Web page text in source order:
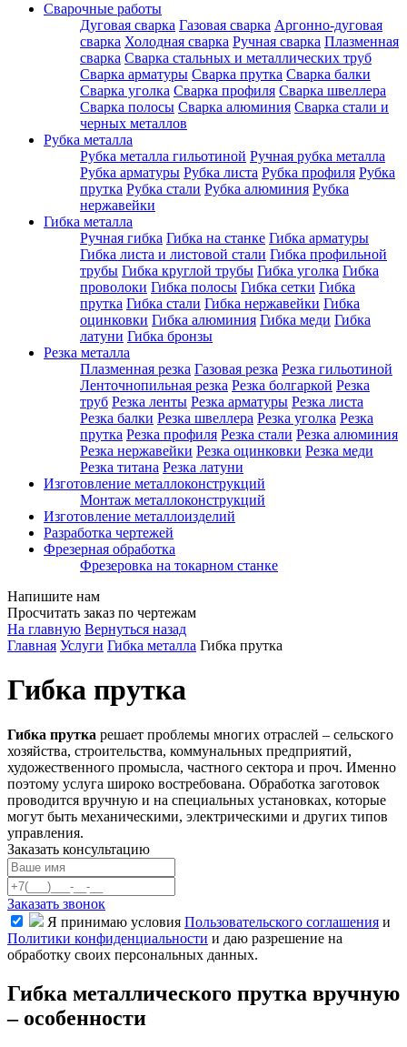
Сварочные работы
Дуговая сварка Газовая сварка Аргонно-дуговая
сварка Холодная сварка Ручная сварка Плазменная
сварка Сварка стальных и металлических труб
Сварка арматуры Сварка прутка Сварка балки
Сварка уголка Сварка профиля Сварка швеллера
Сварка полосы Сварка алюминия Сварка стали и
черных металлов
Рубка металла
Рубка металла гильотиной Ручная рубка металла
Рубка арматуры Рубка листа Рубка профиля Рубка
прутка Рубка стали Рубка алюминия Рубка
нержавейки
Гибка металла
Ручная гибка Гибка на станке Гибка арматуры
Гибка листа и листовой стали Гибка профильной
трубы Гибка круглой трубы Гибка уголка Гибка
проволоки Гибка полосы Гибка сетки Гибка
прутка Гибка стали Гибка нержавейки Гибка
оцинковки Гибка алюминия Гибка меди Гибка
латуни Гибка бронзы
Резка металла
Плазменная резка Газовая резка Резка гильотиной
Ленточнопильная резка Резка болгаркой Резка
труб Резка ленты Резка арматуры Резка листа
Резка балки Резка швеллера Резка уголка Резка
прутка Резка профиля Резка стали Резка алюминия
Резка нержавейки Резка оцинковки Резка меди
Резка титана Резка латуни
Изготовление металлоконструкций
Монтаж металлоконструкций
Изготовление металлоизделий
Разработка чертежей
Фрезерная обработка
Фрезеровка на токарном станке
Напишите нам
Просчитать заказ по чертежам
На главную Вернуться назад
Главная Услуги Гибка металла Гибка прутка
Гибка прутка
Гибка прутка решает проблемы многих отраслей – сельского
хозяйства, строительства, коммунальных предприятий,
художественного промысла, частного сектора и проч. Именно
поэтому услуга широко востребована. Обработка заготовок
проводится вручную и на специальных установках, которые
могут быть механическими, электрическими и других типов
управления.
Заказать консультацию
Заказать звонок
Я принимаю условия Пользовательского соглашения и
Политики конфиденциальности и даю разрешение на
обработку своих персональных данных.
Гибка металлического прутка вручную
– особенности